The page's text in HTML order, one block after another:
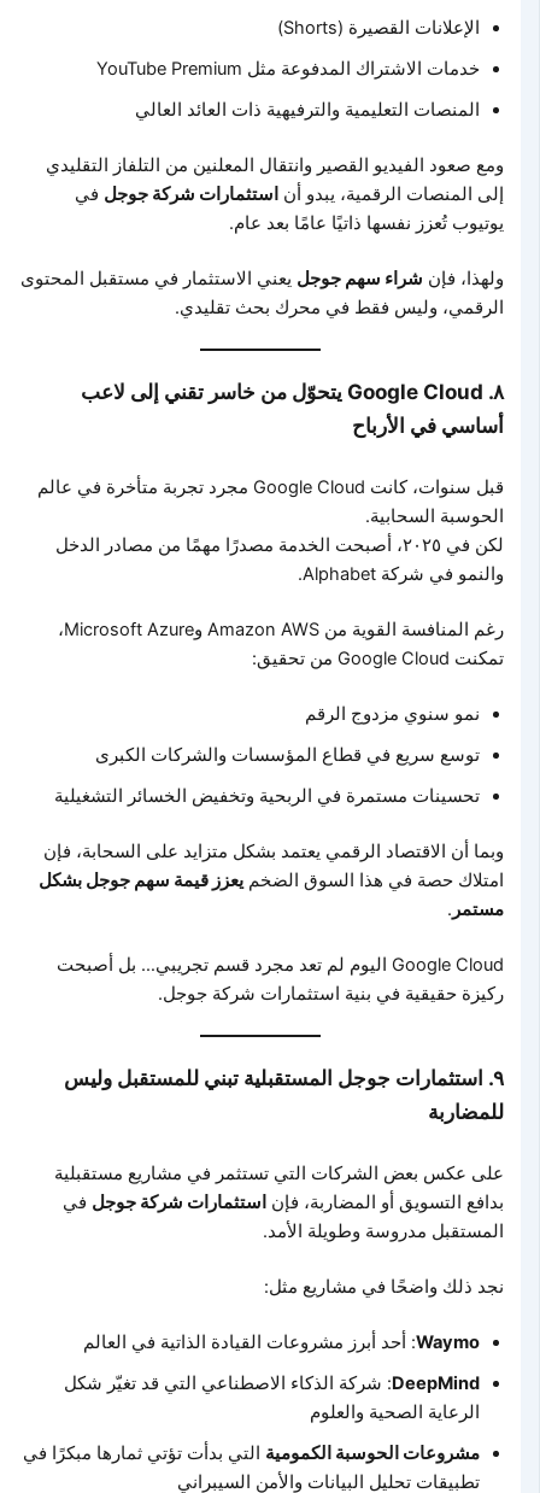
الإعلانات القصيرة (Shorts)
خدمات الاشتراك المدفوعة مثل YouTube Premium
المنصات التعليمية والترفيهية ذات العائد العالي
ومع صعود الفيديو القصير وانتقال المعلنين من التلفاز التقليدي
إلى المنصات الرقمية، يبدو أناستثمارات شركة جوجلفي
يوتيوب تُعزز نفسها ذاتيًا عامًا بعد عام.
ولهذا، فإنشراء سهم جوجليعني الاستثمار في مستقبل المحتوى
الرقمي، وليس فقط في محرك بحث تقليدي.
٨. Google Cloud يتحوّل من خاسر تقني إلى لاعب
أساسي في الأرباح
قبل سنوات، كانت Google Cloud مجرد تجربة متأخرة في عالم
الحوسبة السحابية.
لكن في ٢٠٢٥، أصبحت الخدمة مصدرًا مهمًا من مصادر الدخل
والنمو في شركة Alphabet.
رغم المنافسة القوية من Amazon AWS وMicrosoft Azure،
تمكنت Google Cloud من تحقيق:
نمو سنوي مزدوج الرقم
توسع سريع في قطاع المؤسسات والشركات الكبرى
تحسينات مستمرة في الربحية وتخفيض الخسائر التشغيلية
وبما أن الاقتصاد الرقمي يعتمد بشكل متزايد على السحابة، فإن
امتلاك حصة في هذا السوق الضخميعزز قيمة سهم جوجل بشكل
مستمر.
Google Cloud اليوم لم تعد مجرد قسم تجريبي… بل أصبحت
ركيزة حقيقية في بنية استثمارات شركة جوجل.
٩. استثمارات جوجل المستقبلية تبني للمستقبل وليس
للمضاربة
على عكس بعض الشركات التي تستثمر في مشاريع مستقبلية
بدافع التسويق أو المضاربة، فإناستثمارات شركة جوجلفي
المستقبل مدروسة وطويلة الأمد.
نجد ذلك واضحًا في مشاريع مثل:
Waymo: أحد أبرز مشروعات القيادة الذاتية في العالم
DeepMind: شركة الذكاء الاصطناعي التي قد تغيّر شكل
الرعاية الصحية والعلوم
مشروعات الحوسبة الكموميةالتي بدأت تؤتي ثمارها مبكرًا في
تطبيقات تحليل البيانات والأمن السيبراني